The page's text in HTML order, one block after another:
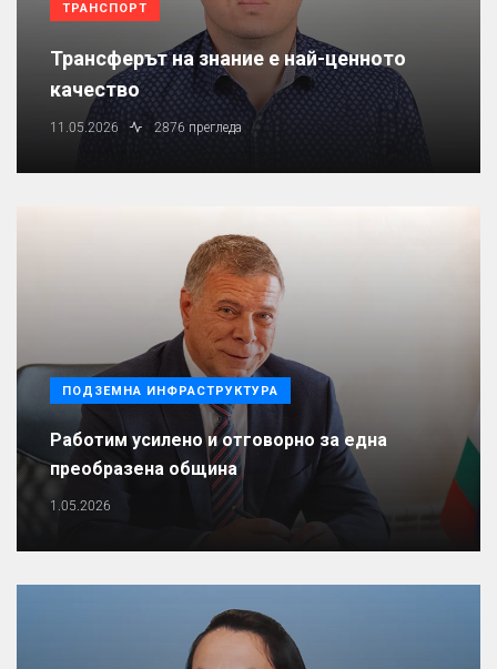
ТРАНСПОРТ
Трансферът на знание е най-ценното
качество
11.05.2026 2876 прегледа
ПОДЗЕМНА ИНФРАСТРУКТУРА
Работим усилено и отговорно за една
преобразена община
1.05.2026